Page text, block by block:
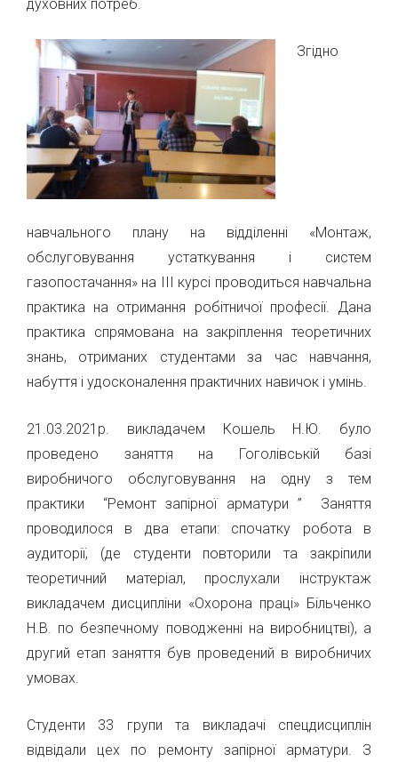
духовних потреб.
Згідно
навчального плану на відділенні «Монтаж,
обслуговування устаткування і систем
газопостачання» на ІІІ курсі проводиться навчальна
практика на отримання робітничої професії. Дана
практика спрямована на закріплення теоретичних
знань, отриманих студентами за час навчання,
набуття і удосконалення практичних навичок і умінь.
21.03.2021р. викладачем Кошель Н.Ю. було
проведено заняття на Гоголівській базі
виробничого обслуговування на одну з тем
практики “Ремонт запірної арматури ” Заняття
проводилося в два етапи: спочатку робота в
аудиторії, (де студенти повторили та закріпили
теоретичний матеріал, прослухали інструктаж
викладачем дисципліни «Охорона праці» Більченко
Н.В. по безпечному поводженні на виробництві), а
другий етап заняття був проведений в виробничих
умовах.
Студенти 33 групи та викладачі спецдисциплін
відвідали цех по ремонту запірної арматури. З